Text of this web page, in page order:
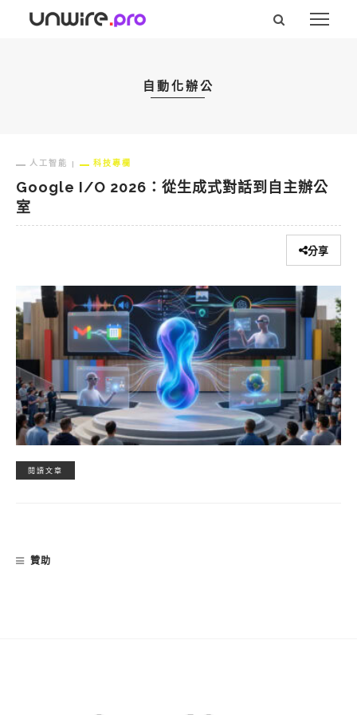
自動化辦公
人工智能 科技專欄
Google I/O 2026：從生成式對話到自主辦公
室
分享
閱讀文章
贊助